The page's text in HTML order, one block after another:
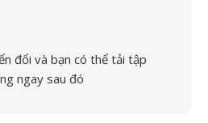
đổi và bạn có thể tải tập
ngay sau đó